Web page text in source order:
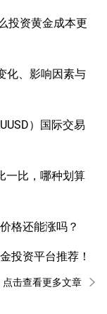
投资黄金成本更
化、影响因素与
）国际交易
一比，哪种划算
格还能涨吗？
投资平台推荐！
点击查看更多文章